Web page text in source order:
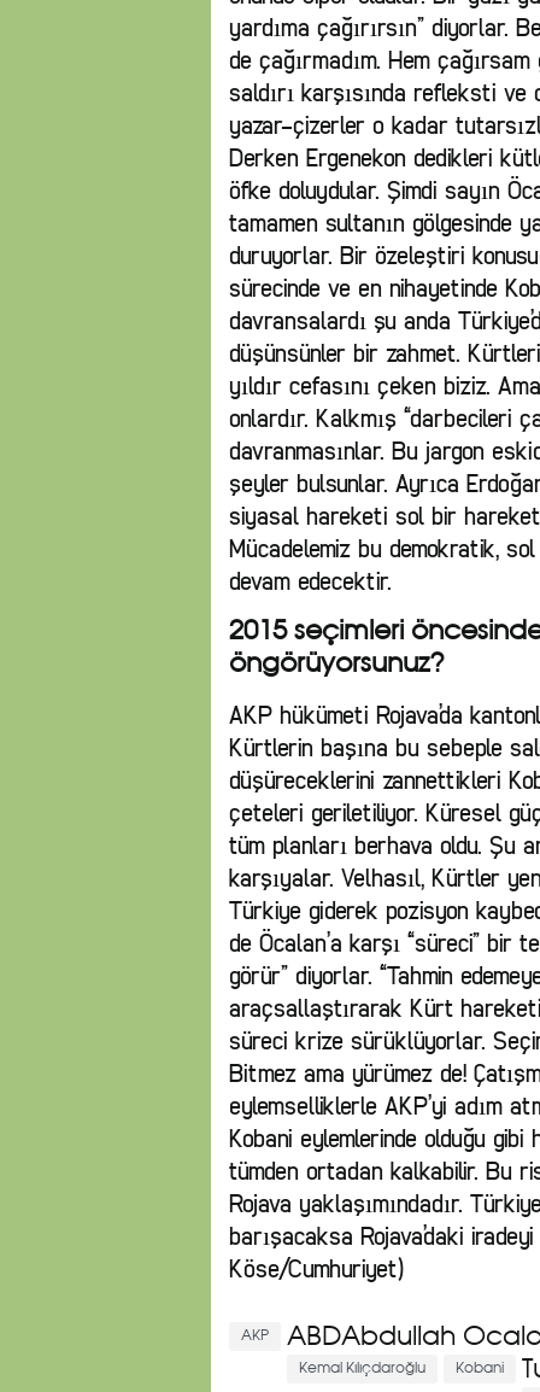
yardıma çağırırsın” diyorlar.
de çağırmadım. Hem
saldırı karşısında refleksti ve
yazar-çizerler o kadar
Derken Ergenekon dedikleri
öfke doluydular. Şimdi sayın
tamamen sultanın gölgesinde
duruyorlar. Bir özeleştiri
sürecinde ve en nihayetinde
davransalardı şu anda
düşünsünler bir zahmet.
yıldır cefasını çeken biziz.
onlardır. Kalkmış “darbecileri
davranmasınlar. Bu jargon
şeyler bulsunlar. Ayrıca
siyasal hareketi sol bir
Mücadelemiz bu demokratik,
devam edecektir.
2015 seçimleri
öngörüyorsunuz?
AKP hükümeti Rojava’da
Kürtlerin başına bu sebeple
düşüreceklerini zannettikleri
çeteleri geriletiliyor. Küresel
tüm planları berhava oldu. Şu
karşıyalar. Velhasıl, Kürtler
Türkiye giderek pozisyon
de Öcalan’a karşı “süreci” bir
görür” diyorlar. “Tahmin
araçsallaştırarak Kürt
süreci krize sürüklüyorlar.
Bitmez ama yürümez de!
eylemselliklerle AKP’yi adım
Kobani eylemlerinde olduğu
tümden ortadan kalkabilir. Bu
Rojava yaklaşımındadır.
barışacaksa Rojava’daki
Köse/Cumhuriyet)
ABDAbdullah
AKP
Kemal Kılıçdaroğlu Kobani